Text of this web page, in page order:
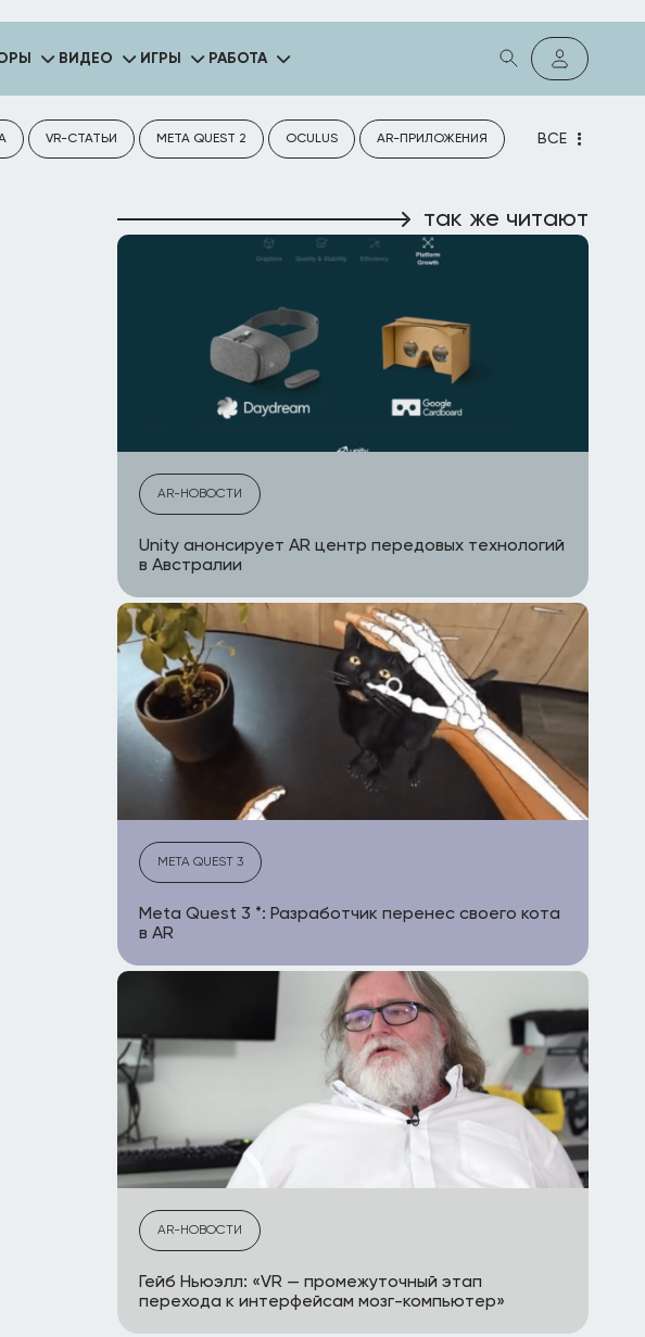
ВИДЕО ИГРЫ РАБОТА
VR-СТАТЬИ META QUEST 2 OCULUS AR-ПРИЛОЖЕНИЯ ВСЕ
так же читают
AR-НОВОСТИ
Unity анонсирует AR центр передовых технологий
в Австралии
META QUEST 3
Meta Quest 3 *: Разработчик перенес своего кота
в AR
AR-НОВОСТИ
Гейб Ньюэлл: «VR — промежуточный этап
перехода к интерфейсам мозг-компьютер»